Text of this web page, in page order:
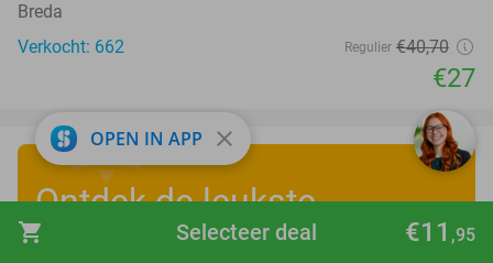
shopping_cart €11 ,95
Selecteer deal
Breda
Verkocht: 662
Regulier €40,70
€27
Ontdek de leukste
zomervakantiedeals
OPEN IN APP close